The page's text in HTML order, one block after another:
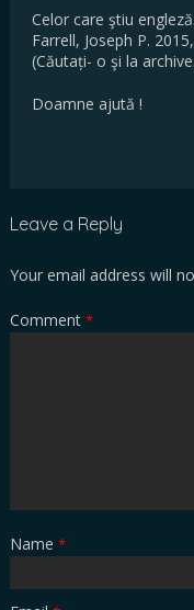
Celor care ştiu engleză:
Farrell, Joseph P.
(Căutați- o şi la
Doamne ajută !
Leave a Reply
Your email address will
Comment *
Name *